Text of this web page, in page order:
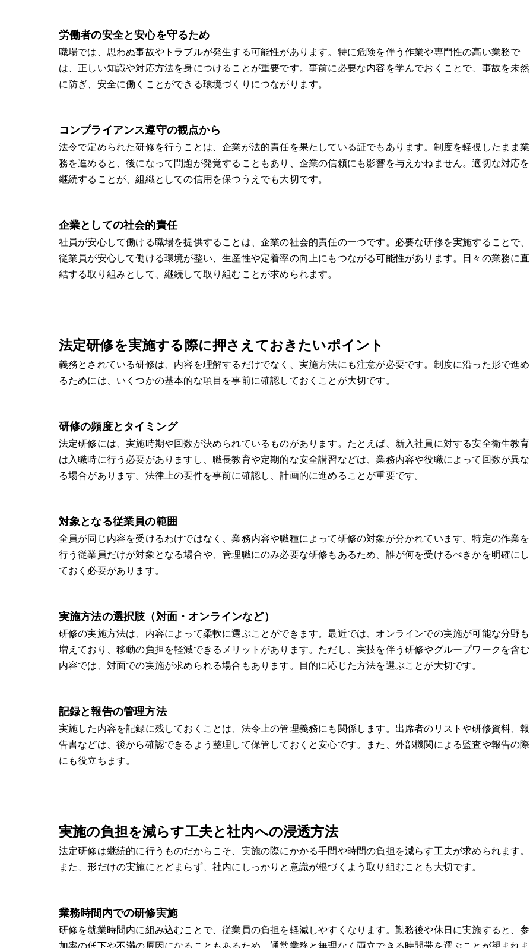
労働者の安全と安心を守るため
職場では、思わぬ事故やトラブルが発生する可能性があります。特に危険を伴う作業や専門性の高い業務で
は、正しい知識や対応方法を身につけることが重要です。事前に必要な内容を学んでおくことで、事故を未然
に防ぎ、安全に働くことができる環境づくりにつながります。
コンプライアンス遵守の観点から
法令で定められた研修を行うことは、企業が法的責任を果たしている証でもあります。制度を軽視したまま業
務を進めると、後になって問題が発覚することもあり、企業の信頼にも影響を与えかねません。適切な対応を
継続することが、組織としての信用を保つうえでも大切です。
企業としての社会的責任
社員が安心して働ける職場を提供することは、企業の社会的責任の一つです。必要な研修を実施することで、
従業員が安心して働ける環境が整い、生産性や定着率の向上にもつながる可能性があります。日々の業務に直
結する取り組みとして、継続して取り組むことが求められます。
法定研修を実施する際に押さえておきたいポイント
義務とされている研修は、内容を理解するだけでなく、実施方法にも注意が必要です。制度に沿った形で進め
るためには、いくつかの基本的な項目を事前に確認しておくことが大切です。
研修の頻度とタイミング
法定研修には、実施時期や回数が決められているものがあります。たとえば、新入社員に対する安全衛生教育
は入職時に行う必要がありますし、職長教育や定期的な安全講習などは、業務内容や役職によって回数が異な
る場合があります。法律上の要件を事前に確認し、計画的に進めることが重要です。
対象となる従業員の範囲
全員が同じ内容を受けるわけではなく、業務内容や職種によって研修の対象が分かれています。特定の作業を
行う従業員だけが対象となる場合や、管理職にのみ必要な研修もあるため、誰が何を受けるべきかを明確にし
ておく必要があります。
実施方法の選択肢（対面・オンラインなど）
研修の実施方法は、内容によって柔軟に選ぶことができます。最近では、オンラインでの実施が可能な分野も
増えており、移動の負担を軽減できるメリットがあります。ただし、実技を伴う研修やグループワークを含む
内容では、対面での実施が求められる場合もあります。目的に応じた方法を選ぶことが大切です。
記録と報告の管理方法
実施した内容を記録に残しておくことは、法令上の管理義務にも関係します。出席者のリストや研修資料、報
告書などは、後から確認できるよう整理して保管しておくと安心です。また、外部機関による監査や報告の際
にも役立ちます。
実施の負担を減らす工夫と社内への浸透方法
法定研修は継続的に行うものだからこそ、実施の際にかかる手間や時間の負担を減らす工夫が求められます。
また、形だけの実施にとどまらず、社内にしっかりと意識が根づくよう取り組むことも大切です。
業務時間内での研修実施
研修を就業時間内に組み込むことで、従業員の負担を軽減しやすくなります。勤務後や休日に実施すると、参
加率の低下や不満の原因になることもあるため、通常業務と無理なく両立できる時間帯を選ぶことが望まれま